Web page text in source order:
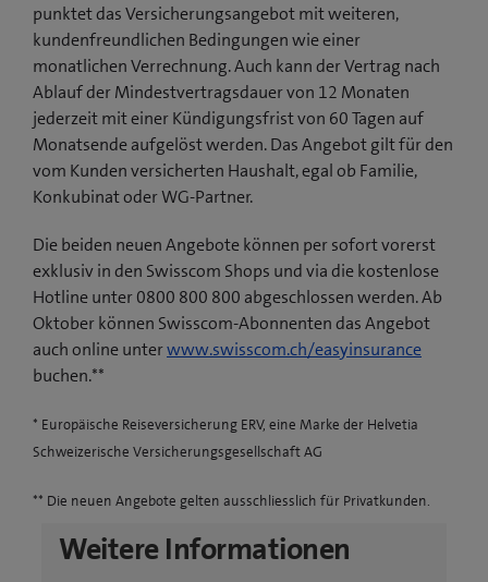
punktet das Versicherungsangebot mit weiteren,
kundenfreundlichen Bedingungen wie einer
monatlichen Verrechnung. Auch kann der Vertrag nach
Ablauf der Mindestvertragsdauer von 12 Monaten
jederzeit mit einer Kündigungsfrist von 60 Tagen auf
Monatsende aufgelöst werden. Das Angebot gilt für den
vom Kunden versicherten Haushalt, egal ob Familie,
Konkubinat oder WG-Partner.
Die beiden neuen Angebote können per sofort vorerst
exklusiv in den Swisscom Shops und via die kostenlose
Hotline unter 0800 800 800 abgeschlossen werden. Ab
Oktober können Swisscom-Abonnenten das Angebot
auch online unterwww.swisscom.ch/easyinsurance
buchen.**
* Europäische Reiseversicherung ERV, eine Marke der Helvetia
Schweizerische Versicherungsgesellschaft AG
** Die neuen Angebote gelten ausschliesslich für Privatkunden.
Weitere Informationen